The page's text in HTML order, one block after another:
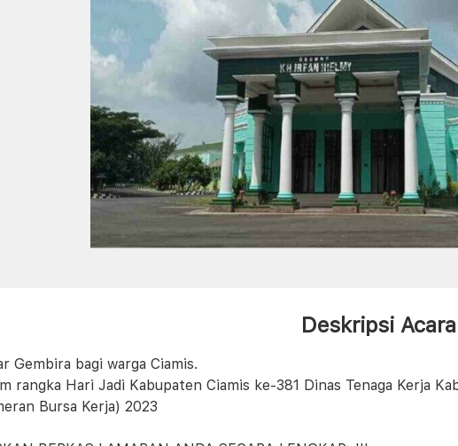
Deskripsi Acara
Gembira bagi warga Ciamis.
rangka Hari Jadi Kabupaten Ciamis ke-381 Dinas Tenaga Kerja
Bursa Kerja) 2023